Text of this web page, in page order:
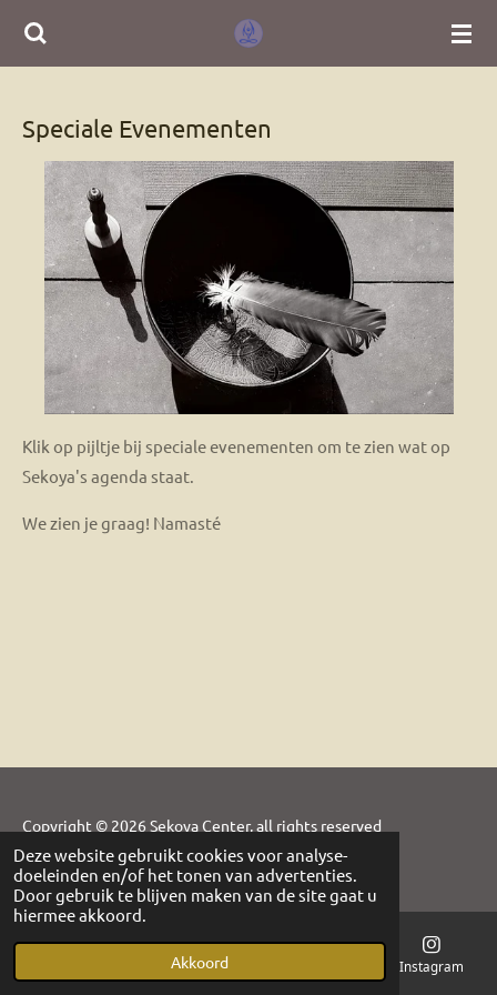
Deze website gebruikt cookies voor analyse-
doeleinden en/of het tonen van advertenties.
Door gebruik te blijven maken van de site gaat u
hiermee akkoord.
Akkoord
Ga
hoofdinhoud
Speciale Evenementen
Klik op pijltje bij speciale evenementen om te zien wat op
Sekoya's agenda staat.
We zien je graag! Namasté
Copyright © 2026 Sekoya Center, all rights reserved
Powered byJouwWeb
Telefoonnummer Instagram